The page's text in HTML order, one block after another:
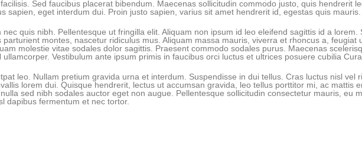
Sed faucibus placerat bibendum. Maecenas sollicitudin commodo justo, quis hendrerit
sapien, eget interdum dui. Proin justo sapien, varius sit amet hendrerit id, egestas quis mauris.
quis nibh. Pellentesque ut fringilla elit. Aliquam non ipsum id leo eleifend sagittis id a lorem.
montes, nascetur ridiculus mus. Aliquam massa mauris, viverra et rhoncus a, feugiat
molestie vitae sodales dolor sagittis. Praesent commodo sodales purus. Maecenas
Vestibulum ante ipsum primis in faucibus orci luctus et ultrices posuere cubilia
leo. Nullam pretium gravida urna et interdum. Suspendisse in dui tellus. Cras luctus nisl vel
lorem dui. Quisque hendrerit, lectus ut accumsan gravida, leo tellus porttitor mi, ac mattis
sed nibh sodales auctor eget non augue. Pellentesque sollicitudin consectetur mauris, eu
dapibus fermentum et nec tortor.